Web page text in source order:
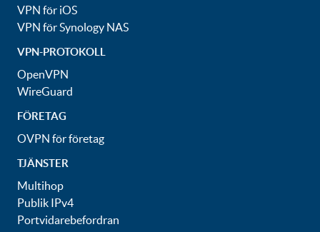
VPN för iOS
VPN för Synology NAS
VPN-PROTOKOLL
OpenVPN
WireGuard
FÖRETAG
OVPN för företag
TJÄNSTER
Multihop
Publik IPv4
Portvidarebefordran